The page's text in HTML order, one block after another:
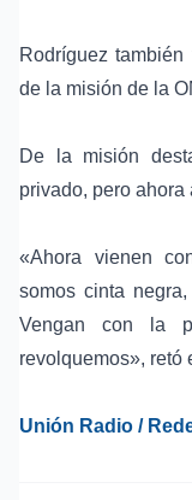
Rodríguez
de la misión de la
De la misión
privado, pero
«Ahora vienen
somos cinta
Vengan con la
revolquemos», retó
Unión Radio /